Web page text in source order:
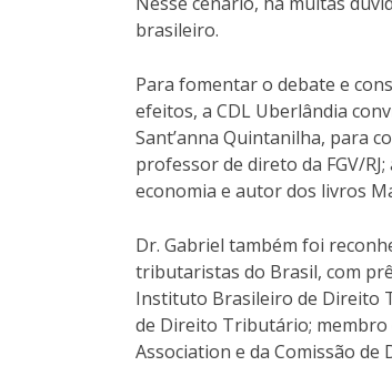
brasileiro.
Para fomentar o debate e
efeitos, a CDL Uberlândia
Sant’anna Quintanilha, para
professor de direto da FGV/
economia e autor dos livros
Dr. Gabriel também foi
tributaristas do Brasil, com
Instituto Brasileiro de Direito
de Direito Tributário; membro
Association e da Comissão de